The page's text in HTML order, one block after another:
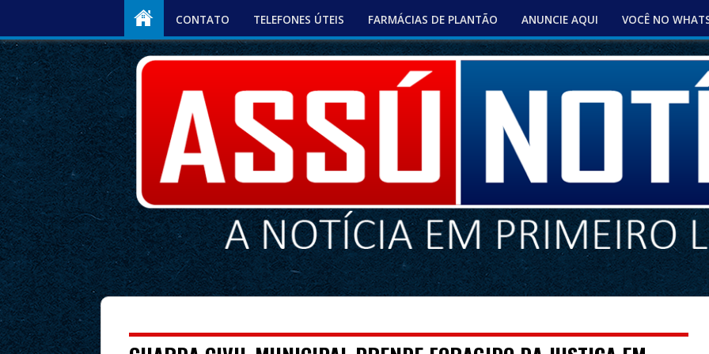
CONTATO TELEFONES ÚTEIS FARMÁCIAS DE PLANTÃO ANUNCIE AQUI VOCÊ NO